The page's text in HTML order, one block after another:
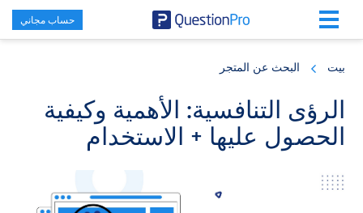
content
sidebar
حساب مجاني
بيت البحث عن المتجر
الرؤى التنافسية: الأهمية وكيفية
الحصول عليها + الاستخدام